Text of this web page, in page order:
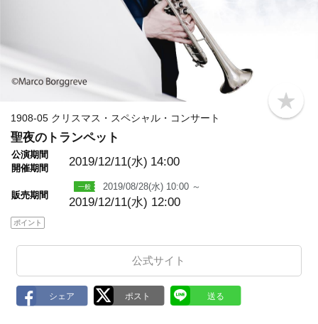
b
o
1908-05 クリスマス・スペシャル・コンサート
聖夜のトランペット
公演期間
開催期間
2019/12/11(水) 14:00
販売期間
2019/08/28(水) 10:00 ～
2019/12/11(水) 12:00
ポイント
公式サイト